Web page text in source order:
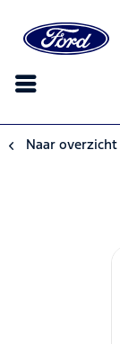
Naar overzicht